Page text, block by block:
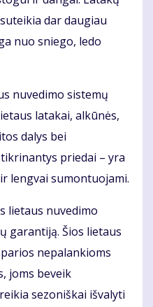
dar daugiau
nuo sniego, ledo
nuvedimo sistemų
latakai, alkūnės,
dalys bei
priedai – yra
lengvai sumontuojami.
lietaus nuvedimo
garantiją. Šios lietaus
nepalankioms
joms beveik
sezoniškai išvalyti